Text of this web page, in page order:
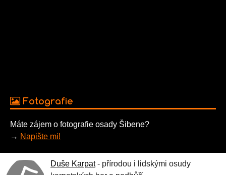
Fotografie
Máte zájem o fotografie osady Šibene?
→ Napište mi!
Duše Karpat- přírodou i lidskými osudy